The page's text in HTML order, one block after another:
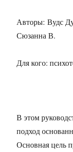
Авторы: Вудс
Сюзанна В.
Для кого:
В этом
подход
Основная цель